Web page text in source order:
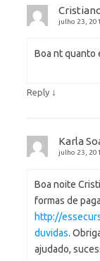
julho 23,
Boa nt quanto
Reply ↓
Karla
julho 23,
Boa noite
formas de
http://
duvidas.
ajudado,